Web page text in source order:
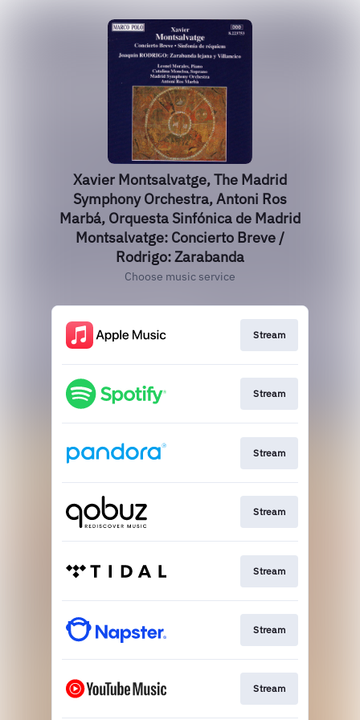
Xavier Montsalvatge, The Madrid
Symphony Orchestra, Antoni Ros
Marbá, Orquesta Sinfónica de Madrid
Montsalvatge: Concierto Breve /
Rodrigo: Zarabanda
Choose music service
Stream
Stream
Stream
Stream
Stream
Stream
Stream